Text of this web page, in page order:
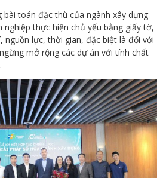
toán đặc thù của ngành xây dựng
thực hiện chủ yếu bằng giấy tờ,
nguồn lực, thời gian, đặc biệt là đối với
mở rộng các dự án với tính chất